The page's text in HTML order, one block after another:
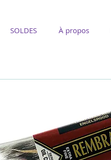
SOLDES À propos